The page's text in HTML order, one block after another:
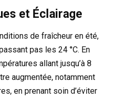
et Éclairage
de fraîcheur en été,
pas les 24 °C. En
allant jusqu’à 8
augmentée, notamment
en prenant soin d’éviter